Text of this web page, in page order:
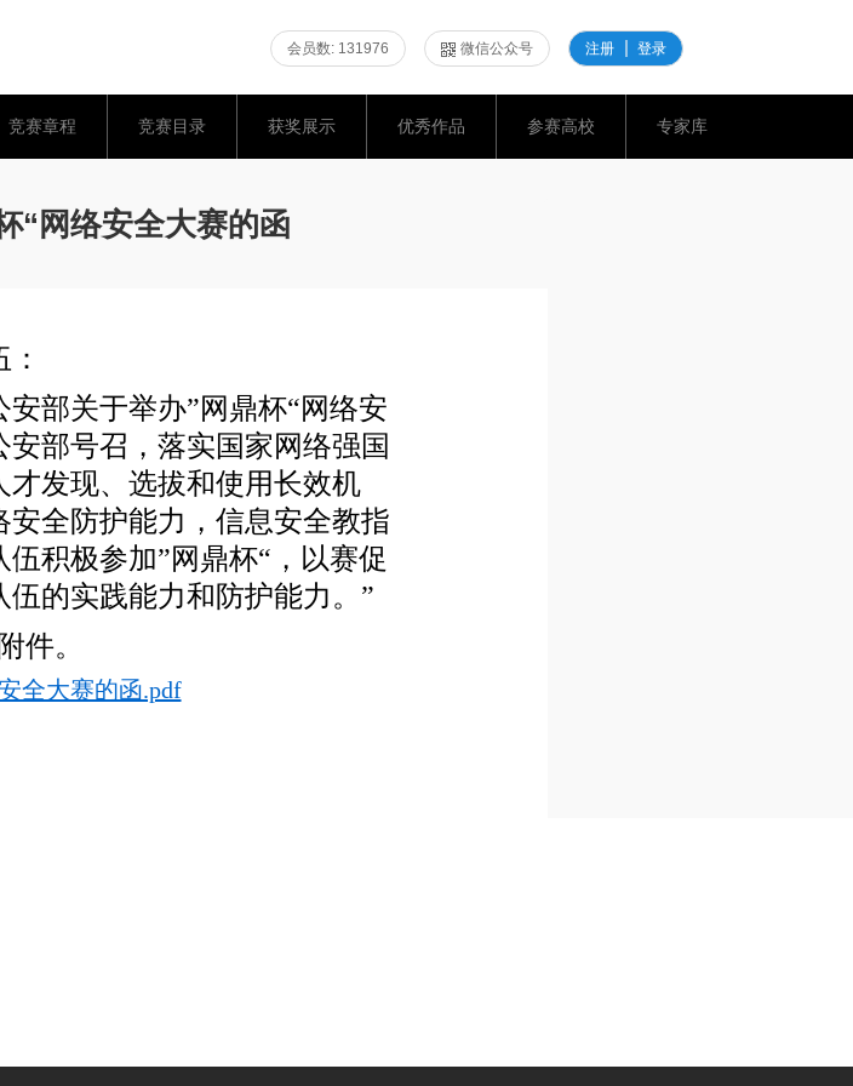
会员数: 131976 微信公众号 注册 登录
竞赛章程 竞赛目录 获奖展示 优秀作品 参赛高校 专家库
“网络安全大赛的函
部关于举办”网鼎杯“网络安
部号召，落实国家网络强国
发现、选拔和使用长效机
全防护能力，信息安全教指
积极参加”网鼎杯“，以赛促
的实践能力和防护能力。”
。
全大赛的函.pdf